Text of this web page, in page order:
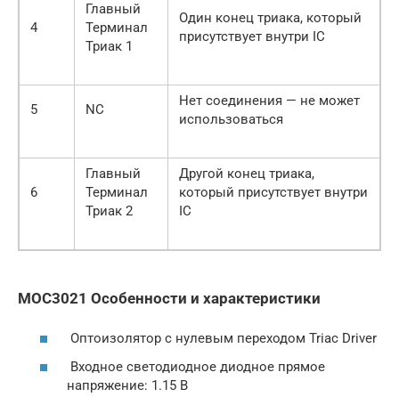
4
Главный
Терминал
Триак 1
Один конец триака, который
присутствует внутри IC
5 NC
Нет соединения — не может
использоваться
6
Главный
Терминал
Триак 2
Другой конец триака,
который присутствует внутри
IC
MOC3021 Особенности и характеристики
Оптоизолятор с нулевым переходом Triac Driver
Входное светодиодное диодное прямое
напряжение: 1.15 В